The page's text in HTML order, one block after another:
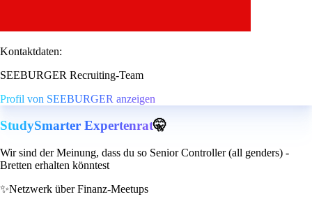
Kontaktdaten:
SEEBURGER Recruiting-Team
Profil von SEEBURGER anzeigen
StudySmarter Expertenrat🤫
Wir sind der Meinung, dass du so Senior Controller (all genders) -
Bretten erhalten könntest
✨Netzwerk über Finanz-Meetups